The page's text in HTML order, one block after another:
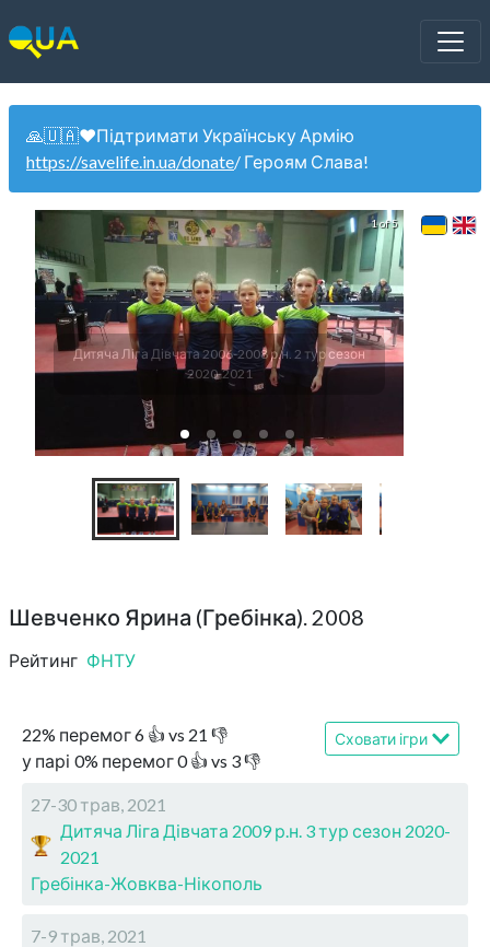
🙏🇺🇦❤️Підтримати Українську Армію
https://savelife.in.ua/donate/ Героям Слава!
Дитяча Ліга Дівчата 2006-2008 р.н. 2 тур сезон
2020-2021
1 of 5
Шевченко Ярина (Гребінка). 2008
Рейтинг ФНТУ
22% перемог6 👍 vs 21 👎
у парі 0% перемог0👍 vs 3👎
Сховати ігри
27-30 трав, 2021
Дитяча Ліга Дівчата 2009 р.н. 3 тур сезон 2020-
2021
Гребінка-Жовква-Нікополь
7-9 трав, 2021